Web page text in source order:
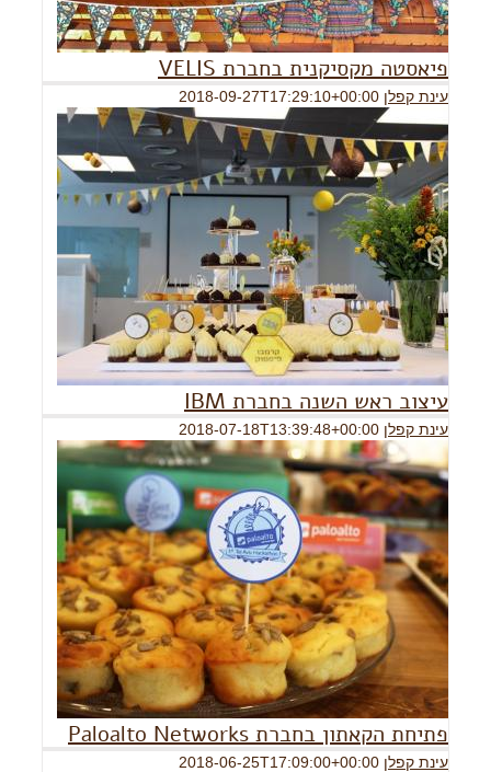
פיאסטה מקסיקנית בחברת VELIS
עינת קפלן 2018-09-27T17:29:10+00:00
עיצוב ראש השנה בחברת IBM
עינת קפלן 2018-07-18T13:39:48+00:00
פתיחת הקאתון בחברת Paloalto Networks
עינת קפלן 2018-06-25T17:09:00+00:00